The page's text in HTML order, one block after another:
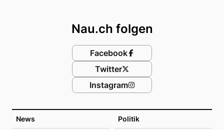
News Politik
Nau.ch folgen
Facebook
Twitter
Instagram